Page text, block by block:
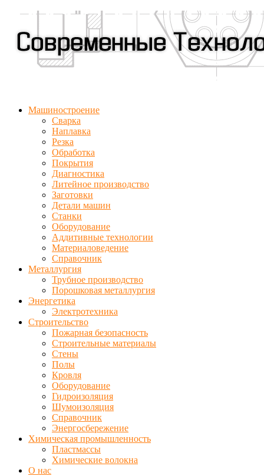
Машиностроение
Сварка
Наплавка
Резка
Обработка
Покрытия
Диагностика
Литейное производство
Заготовки
Детали машин
Станки
Оборудование
Аддитивные технологии
Материаловедение
Справочник
Металлургия
Трубное производство
Порошковая металлургия
Энергетика
Электротехника
Строительство
Пожарная безопасность
Строительные материалы
Стены
Полы
Кровля
Оборудование
Гидроизоляция
Шумоизоляция
Справочник
Энергосбережение
Химическая промышленность
Пластмассы
Химические волокна
О нас